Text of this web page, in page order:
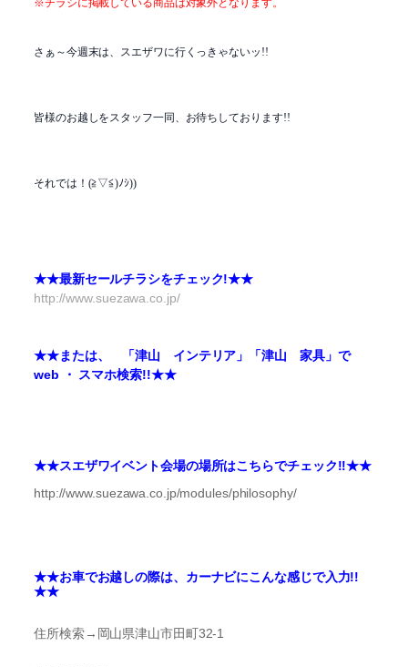
※チラシに掲載している商品は対象外となります。
さぁ～今週末は、スエザワに行くっきゃないッ!!
皆様のお越しをスタッフ一同、お待ちしております!!
それでは！(≧▽≦)ﾉｼ))
★★最新セールチラシをチェック!★★
http://www.suezawa.co.jp/
★★または、 「津山 インテリア」「津山 家具」で
web ・ スマホ検索!!★★
★★スエザワイベント会場の場所はこちらでチェック!!★★
http://www.suezawa.co.jp/modules/philosophy/
★★お車でお越しの際は、カーナビにこんな感じで入力!!
★★
住所検索→岡山県津山市田町32-1